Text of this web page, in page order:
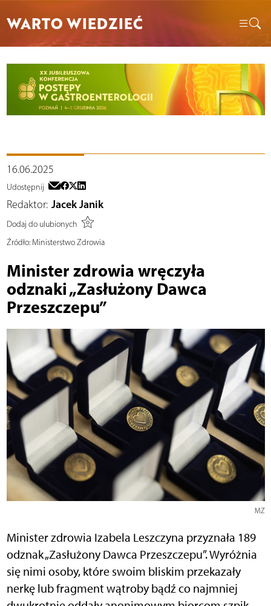
WARTO WIEDZIEĆ
16.06.2025
Udostępnij
Redaktor: Jacek Janik
Dodaj do ulubionych
Źródło:Ministerstwo Zdrowia
Minister zdrowia wręczyła
odznaki „Zasłużony Dawca
Przeszczepu”
MZ
Minister zdrowia Izabela Leszczyna przyznała 189
odznak „Zasłużony Dawca Przeszczepu”. Wyróżnia
się nimi osoby, które swoim bliskim przekazały
nerkę lub fragment wątroby bądź co najmniej